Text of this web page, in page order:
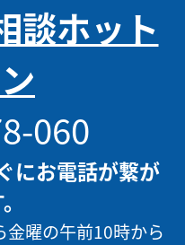
談ホット
060
にお電話が繋が
曜の午前10時から